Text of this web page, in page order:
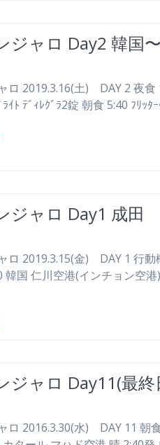
ジャロ Day2 韓国
ロ 2019.3.16(土) DAY 2 夜食
ﾗｲﾄ ﾃﾞｨﾚｸﾞﾗ2錠 朝食 5:40 ﾌﾘｯﾀ
ジャロ Day1 成田
ロ 2019.3.15(金) DAY 1 行
韓国 仁川空港(インチョン空
ジャロ Day11(最
ロ 2016.3.30(水) DAY 11 朝食